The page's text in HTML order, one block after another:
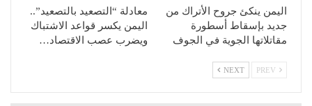
اليمن ينكئ جروح الأتراك من
جديد بإسقاط أسطورة
مقاتلاتها الجوية في الجوف
معادلة “التصعيد بالتصعيد”..
اليمن يكسر قواعد الاشتباك
ويضرب عصب الاقتصاد…
NEXT